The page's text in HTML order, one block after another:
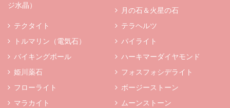
ジ水晶）
月の石＆火星の石
テクタイト
テラヘルツ
トルマリン（電気石）
パイライト
バイキングボール
ハーキマーダイヤモンド
姫川薬石
フォスフォシデライト
フローライト
ボージーストーン
マラカイト
ムーンストーン